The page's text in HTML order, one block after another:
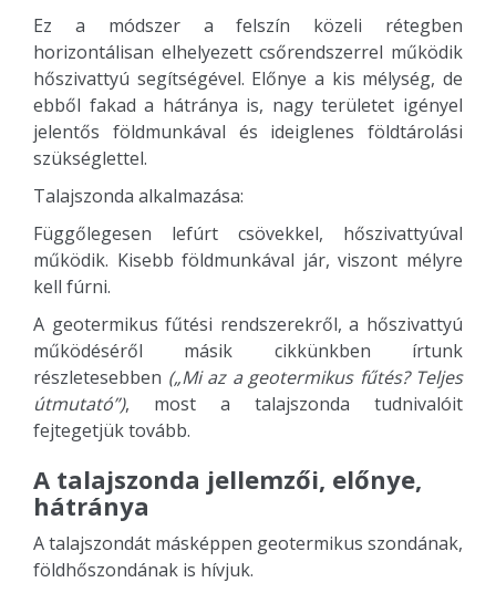
Ez a módszer a felszín közeli rétegben
horizontálisan elhelyezett csőrendszerrel működik
hőszivattyú segítségével. Előnye a kis mélység, de
ebből fakad a hátránya is, nagy területet igényel
jelentős földmunkával és ideiglenes földtárolási
szükséglettel.
Talajszonda alkalmazása:
Függőlegesen lefúrt csövekkel, hőszivattyúval
működik. Kisebb földmunkával jár, viszont mélyre
kell fúrni.
A geotermikus fűtési rendszerekről, a hőszivattyú
működéséről másik cikkünkben írtunk
részletesebben („Mi az a geotermikus fűtés? Teljes
útmutató”), most a talajszonda tudnivalóit
fejtegetjük tovább.
A talajszonda jellemzői, előnye,
hátránya
A talajszondát másképpen geotermikus szondának,
földhőszondának is hívjuk.